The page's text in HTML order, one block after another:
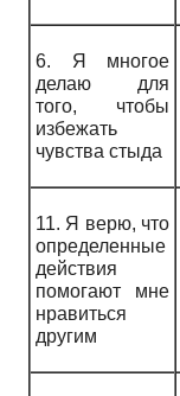
6. Я многое
делаю для
того, чтобы
избежать
чувства стыда
11. Я верю, что
определенные
действия
помогают мне
нравиться
другим